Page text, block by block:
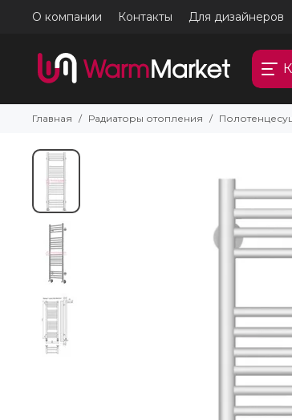
О компании Контакты Для дизайнеров
Главная Радиаторы отопления